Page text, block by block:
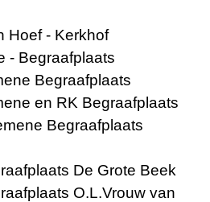
Hoef - Kerkhof
- Begraafplaats
Begraafplaats
en RK Begraafplaats
Begraafplaats
De Grote Beek
O.L.Vrouw van